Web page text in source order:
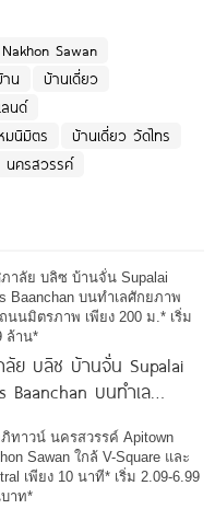
Sawan
น
บ้านเดี่ยว
นด์
มนิมิตร
บ้านเดี่ยว วัดไทร
นครสวรรค์
ลัย บลิซ บ้านจั่น Supalai
Baanchan บนทำเล
ง 200